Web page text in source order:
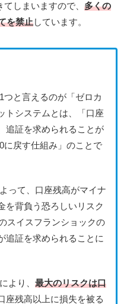
しまいますので、 多くの
を禁止しています。
と言えるのが「ゼロカ
トシステムとは、「口座
追証を求められることが
に戻す仕組み」のことで
って、口座残高がマイナ
を背負う恐ろしいリスク
スイスフランショックの
追証を求められることに
より、 最大のリスクは口
座残高以上に損失を被る